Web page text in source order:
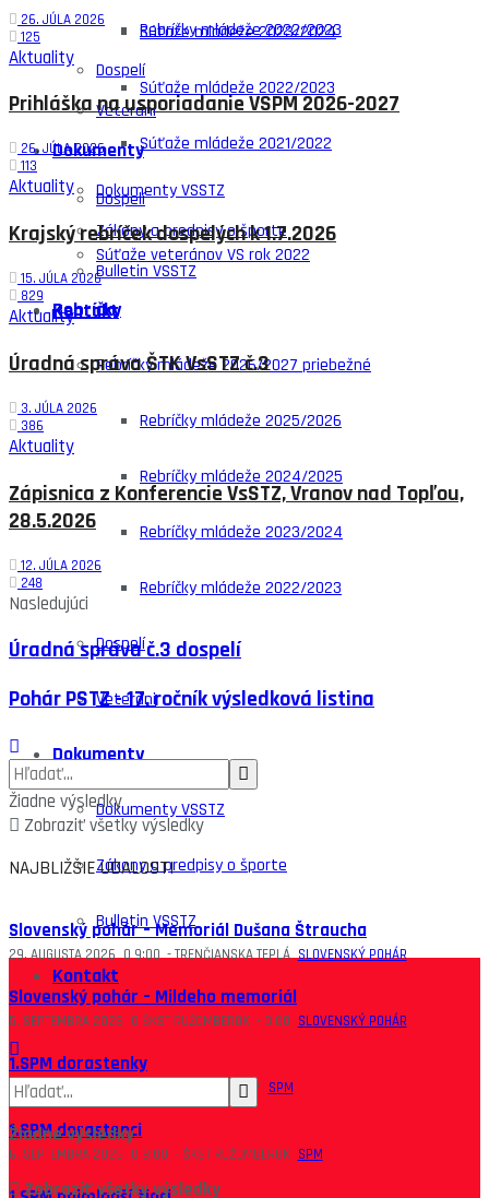
Rebríčky mládeže 2022/2023
Dospelí
Veteráni
Dokumenty
Dokumenty VSSTZ
Zákony a predpisy o športe
Bulletin VSSTZ
Kontakt
Súťaže mládeže 2023/2024
Súťaže mládeže 2022/2023
Súťaže mládeže 2021/2022
Dospelí
Súťaže veteránov VS rok 2022
Rebríčky
Rebríčky mládeže 2026/2027 priebežné
Rebríčky mládeže 2025/2026
Rebríčky mládeže 2024/2025
Rebríčky mládeže 2023/2024
Rebríčky mládeže 2022/2023
Dospelí
Veteráni
Dokumenty
Dokumenty VSSTZ
Zákony a predpisy o športe
Bulletin VSSTZ
Kontakt
Žiadne výsledky
Zobraziť všetky výsledky
26. JÚLA 2026
125
Aktuality
Prihláška na usporiadanie VSPM 2026-2027
26. JÚLA 2026
113
Aktuality
Krajský rebríček dospelých k 1.7.2026
15. JÚLA 2026
829
Aktuality
Úradná správa ŠTK VsSTZ č.3
3. JÚLA 2026
386
Aktuality
Zápisnica z Konferencie VsSTZ, Vranov nad Topľou,
28.5.2026
12. JÚLA 2026
248
Nasledujúci
Úradná správa č.3 dospelí
Pohár PSTZ - 17. ročník výsledková listina
Žiadne výsledky
Zobraziť všetky výsledky
NAJBLIŽŠIE UDALOSTI
Slovenský pohár – Memoriál Dušana Štraucha
29. AUGUSTA 2026 O9:00 -TRENČIANSKA TEPLÁ SLOVENSKÝ POHÁR
Slovenský pohár – Mildeho memoriál
5. SEPTEMBRA 2026 O ŠKST RUŽOMBEROK - 9:00 SLOVENSKÝ POHÁR
1.SPM dorastenky
6. SEPTEMBRA 2026 ŠKST BOŠANY SPM
1.SPM dorastenci
6. SEPTEMBRA 2026 O 9:00 - ŠKST RUŽOMBEROK SPM